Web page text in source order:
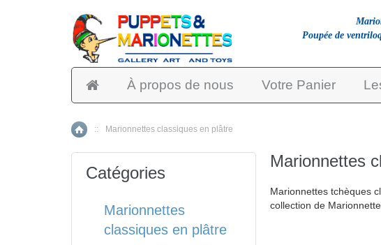
À propos de nous Votre Panier
Accueil
:: Marionnettes classiques en plâtre
Marionnettes
Marionnettes tchèques
collection de
Catégories
Marionnettes
classiques en plâtre
Poupée de